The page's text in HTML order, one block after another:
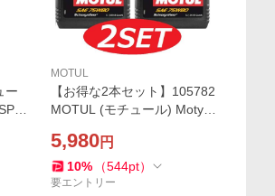
ー
[正
MOTUL
【お得な2本セット】105782
MOTUL (モチュール) Motyl
化学合成ギアオイル 1L
5,980円
10% （544pt）
要エントリー